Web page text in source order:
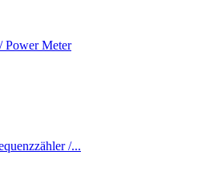
Power Meter
/...